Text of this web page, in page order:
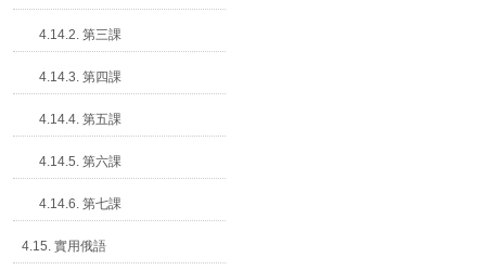
4.14.2. 第三課
4.14.3. 第四課
4.14.4. 第五課
4.14.5. 第六課
4.14.6. 第七課
4.15. 實用俄語